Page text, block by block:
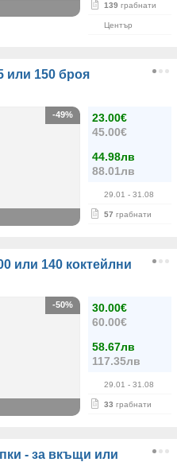
139 грабнати
Център
или 150 броя
23.00€
45.00€
44.98лв
88.01лв
29.01 - 31.08
57 грабнати
-49%
или 140 коктейлни
30.00€
60.00€
58.67лв
117.35лв
29.01 - 31.08
33 грабнати
-50%
- за вкъщи или